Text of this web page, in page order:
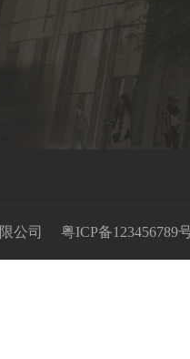
公司 粤ICP备123456789